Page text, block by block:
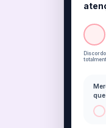
Discordo
que